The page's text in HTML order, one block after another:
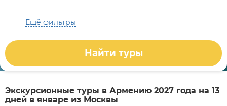
Ещё фильтры
Найти туры
Экскурсионные туры в Армению 2027 года на 13
дней в январе из Москвы